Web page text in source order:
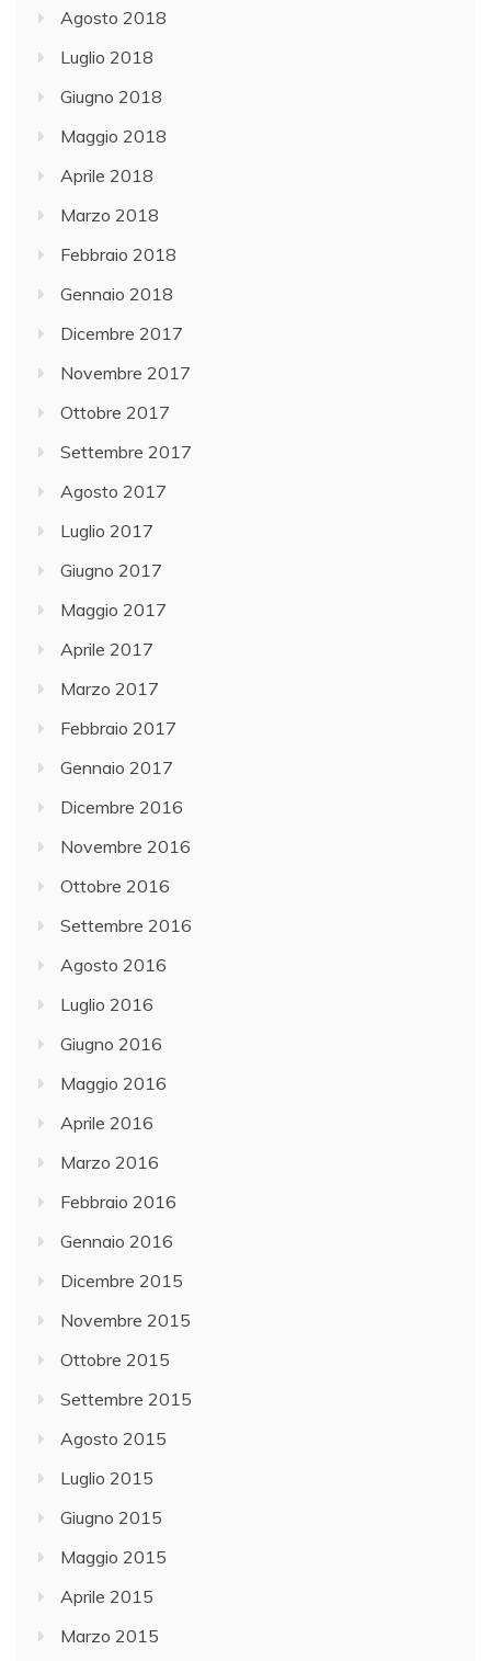
Agosto 2018
Luglio 2018
Giugno 2018
Maggio 2018
Aprile 2018
Marzo 2018
Febbraio 2018
Gennaio 2018
Dicembre 2017
Novembre 2017
Ottobre 2017
Settembre 2017
Agosto 2017
Luglio 2017
Giugno 2017
Maggio 2017
Aprile 2017
Marzo 2017
Febbraio 2017
Gennaio 2017
Dicembre 2016
Novembre 2016
Ottobre 2016
Settembre 2016
Agosto 2016
Luglio 2016
Giugno 2016
Maggio 2016
Aprile 2016
Marzo 2016
Febbraio 2016
Gennaio 2016
Dicembre 2015
Novembre 2015
Ottobre 2015
Settembre 2015
Agosto 2015
Luglio 2015
Giugno 2015
Maggio 2015
Aprile 2015
Marzo 2015